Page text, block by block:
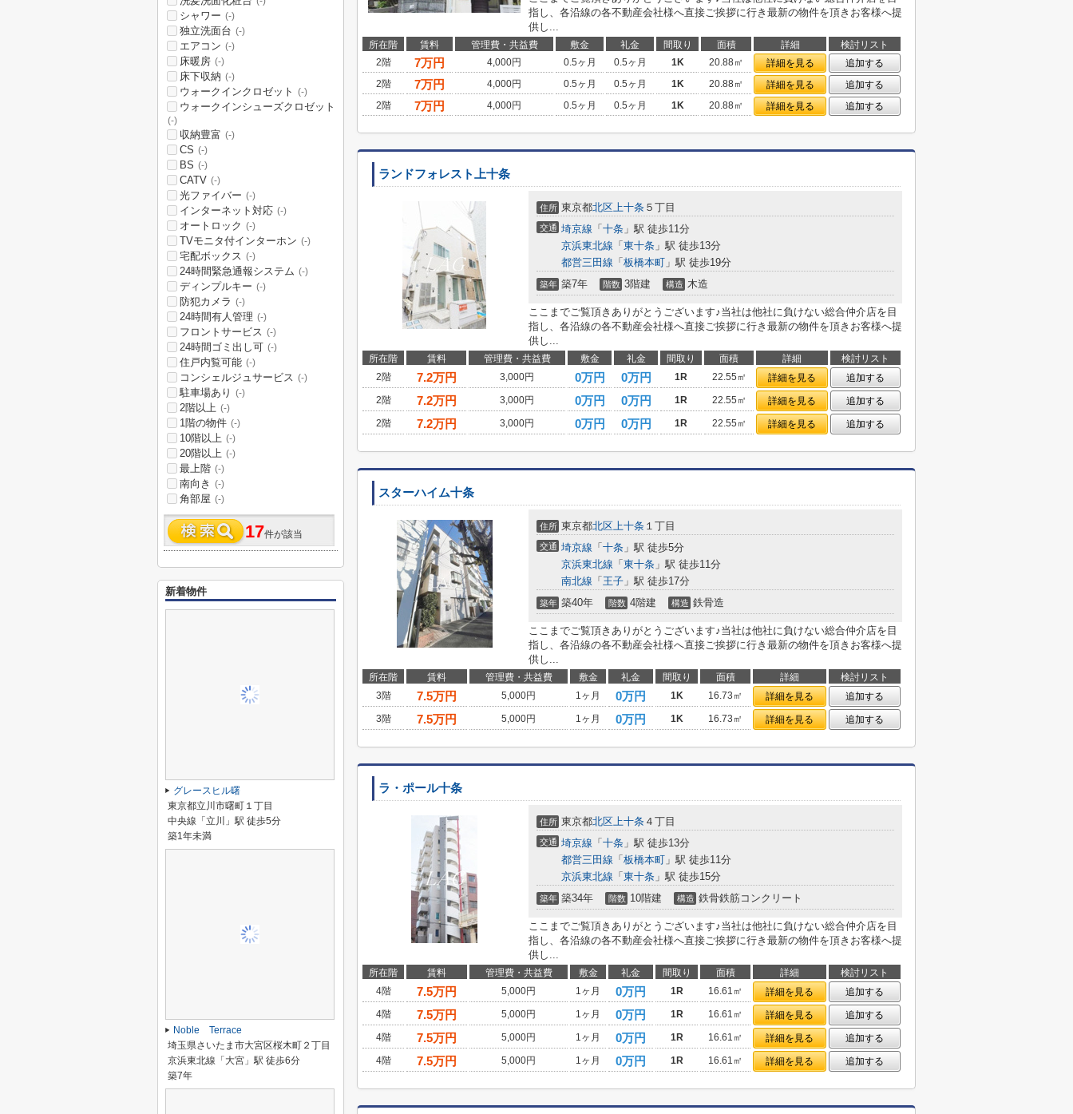
指し、各沿線の各不動産会社様へ直接ご挨拶に行き最新の物件を頂きお客様へ提
供し...
所在階 賃料 管理費・共益費 敷金 礼金 間取り 面積 詳細
検討リスト
2階
7万円 4,000円 0.5ヶ月 0.5ヶ月 1K 20.88㎡ 詳細を見る
追加する
2階
7万円 4,000円 0.5ヶ月 0.5ヶ月 1K 20.88㎡ 詳細を見る
追加する
2階
7万円 4,000円 0.5ヶ月 0.5ヶ月 1K 20.88㎡ 詳細を見る 追加する
ランドフォレスト上十条
住所 東京都北区上十条 ５丁目
交通 埼京線 「 十条 」駅 徒歩11分
京浜東北線 「 東十条 」駅 徒歩13分
都営三田線 「 板橋本町 」駅 徒歩19分
築年 築7年 階数 3階建 構造 木造
ここまでご覧頂きありがとうございます♪当社は他社に負けない総合仲介店を目
指し、各沿線の各不動産会社様へ直接ご挨拶に行き最新の物件を頂きお客様へ提
供し...
所在階 賃料 管理費・共益費 敷金 礼金 間取り 面積 詳細
検討リスト
2階
7.2万円 3,000円 0万円 0万円 1R 22.55㎡ 詳細を見る
追加する
2階
7.2万円 3,000円 0万円 0万円 1R 22.55㎡ 詳細を見る
追加する
2階
7.2万円 3,000円 0万円 0万円 1R 22.55㎡ 詳細を見る 追加する
スターハイム十条
住所 東京都北区上十条 １丁目
交通 埼京線 「 十条 」駅 徒歩5分
京浜東北線 「 東十条 」駅 徒歩11分
南北線 「 王子 」駅 徒歩17分
築年 築40年 階数 4階建 構造 鉄骨造
ここまでご覧頂きありがとうございます♪当社は他社に負けない総合仲介店を目
指し、各沿線の各不動産会社様へ直接ご挨拶に行き最新の物件を頂きお客様へ提
供し...
所在階 賃料 管理費・共益費 敷金 礼金 間取り 面積 詳細
検討リスト
3階
7.5万円 5,000円 1ヶ月 0万円 1K 16.73㎡ 詳細を見る
追加する
3階
7.5万円 5,000円 1ヶ月 0万円 1K 16.73㎡ 詳細を見る 追加する
ラ・ポール十条
住所 東京都北区上十条 ４丁目
交通 埼京線 「 十条 」駅 徒歩13分
都営三田線 「 板橋本町 」駅 徒歩11分
京浜東北線 「 東十条 」駅 徒歩15分
築年 築34年 階数 10階建 構造 鉄骨鉄筋コンクリート
ここまでご覧頂きありがとうございます♪当社は他社に負けない総合仲介店を目
指し、各沿線の各不動産会社様へ直接ご挨拶に行き最新の物件を頂きお客様へ提
供し...
所在階 賃料 管理費・共益費 敷金 礼金 間取り 面積 詳細
検討リスト
4階
7.5万円 5,000円 1ヶ月 0万円 1R 16.61㎡ 詳細を見る
追加する
4階
7.5万円 5,000円 1ヶ月 0万円 1R 16.61㎡ 詳細を見る
追加する
4階
7.5万円 5,000円 1ヶ月 0万円 1R 16.61㎡ 詳細を見る
追加する
4階
7.5万円 5,000円 1ヶ月 0万円 1R 16.61㎡ 詳細を見る 追加する
シャワー (-)
独立洗面台 (-)
エアコン (-)
床暖房 (-)
床下収納 (-)
ウォークインクロゼット (-)
ウォークインシューズクロゼット
(-)
収納豊富 (-)
CS (-)
BS (-)
CATV (-)
光ファイバー (-)
インターネット対応 (-)
オートロック (-)
TVモニタ付インターホン (-)
宅配ボックス (-)
24時間緊急通報システム (-)
ディンプルキー (-)
防犯カメラ (-)
24時間有人管理 (-)
フロントサービス (-)
24時間ゴミ出し可 (-)
住戸内覧可能 (-)
コンシェルジュサービス (-)
駐車場あり (-)
2階以上 (-)
1階の物件 (-)
10階以上 (-)
20階以上 (-)
最上階 (-)
南向き (-)
角部屋 (-)
17件が該当
新着物件
グレースヒル曙
東京都立川市曙町１丁目
中央線「立川」駅 徒歩5分
築1年未満
Noble Terrace
埼玉県さいたま市大宮区桜木町２丁目
京浜東北線「大宮」駅 徒歩6分
築7年